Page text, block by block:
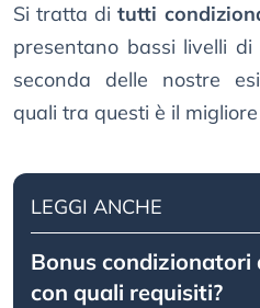
Si tratta ditutti
presentano bassi livelli di
seconda delle nostre
quali tra questi è il
LEGGI ANCHE
Bonus condizionatori
con quali requisiti?